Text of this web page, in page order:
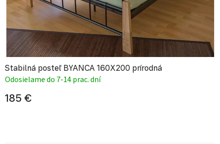
Stabilná posteľ BYANCA 160X200 prírodná
Odosielame do 7-14 prac. dní
185 €